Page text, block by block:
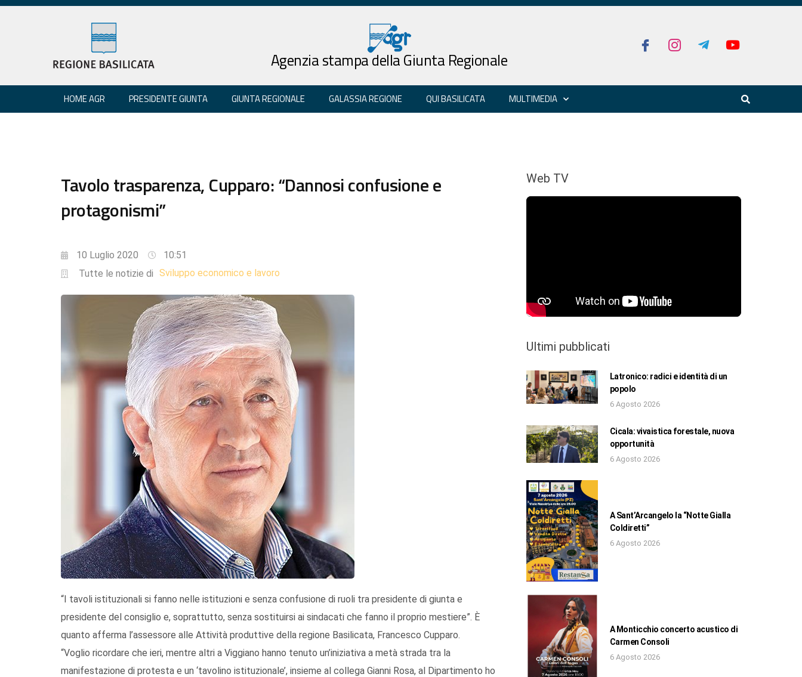
Agenzia stampa della Giunta Regionale
HOME AGR PRESIDENTE GIUNTA GIUNTA REGIONALE GALASSIA REGIONE QUI BASILICATA MULTIMEDIA
Tavolo trasparenza, Cupparo: “Dannosi confusione e
protagonismi”
10 Luglio 2020
10:51
Tutte le notizie di Sviluppo economico e lavoro
“I tavoli istituzionali si fanno nelle istituzioni e senza confusione di ruoli tra presidente di giunta e
presidente del consiglio e, soprattutto, senza sostituirsi ai sindacati che fanno il proprio mestiere”. È
quanto afferma l’assessore alle Attività produttive della regione Basilicata, Francesco Cupparo.
“Voglio ricordare che ieri, mentre altri a Viggiano hanno tenuto un’iniziativa a metà strada tra la
manifestazione di protesta e un ‘tavolino istituzionale’, insieme al collega Gianni Rosa, al Dipartimento ho
Web TV
Ultimi pubblicati
Latronico: radici e identità di un
popolo
6 Agosto 2026
Cicala: vivaistica forestale, nuova
opportunità
6 Agosto 2026
A Sant’Arcangelo la “Notte Gialla
Coldiretti”
6 Agosto 2026
A Monticchio concerto acustico di
Carmen Consoli
6 Agosto 2026